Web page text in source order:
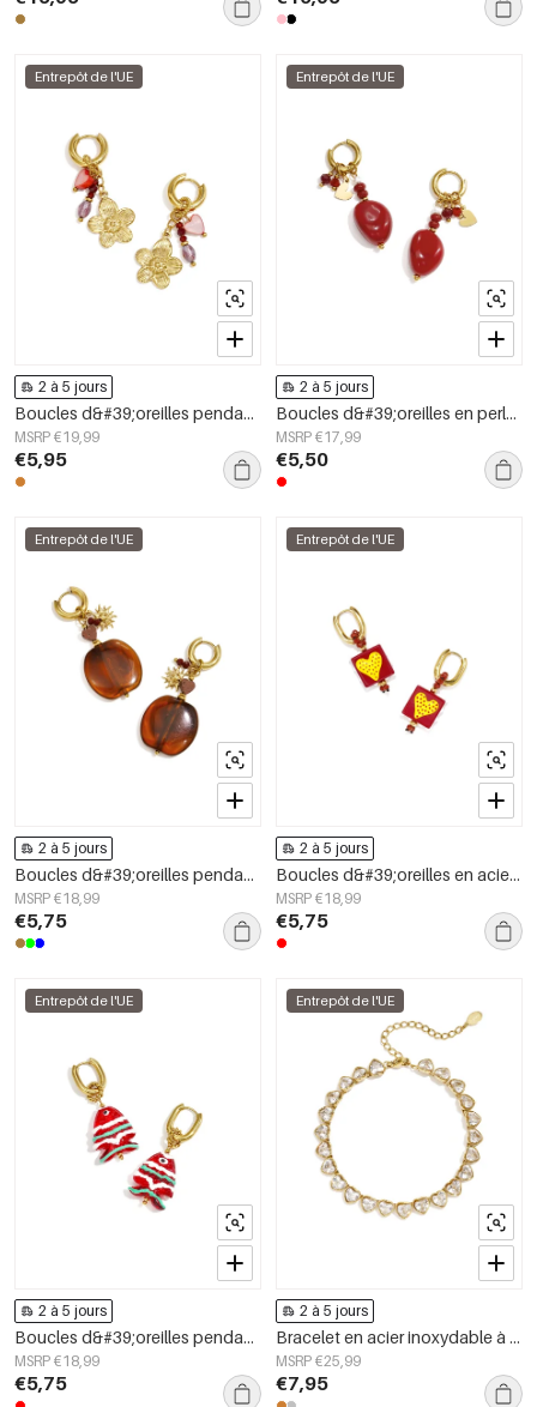
Entrepôt de l'UE
2 à 5 jours
Boucles d&#39;oreilles pendantes en acier inoxydable, motif floral, collection Daily Simple, bijoux pour femmes
MSRP €19,99
€5,95
Entrepôt de l'UE
2 à 5 jours
Boucles d&#39;oreilles en perles d&#39;acier inoxydable en forme de cœur, collection Daily Simple, bijoux pour femmes
MSRP €17,99
€5,50
Entrepôt de l'UE
2 à 5 jours
Boucles d&#39;oreilles pendantes en acier inoxydable, motif floral, collection Daily Simple, bijoux pour femmes
MSRP €18,99
€5,75
Entrepôt de l'UE
2 à 5 jours
Boucles d&#39;oreilles en acier inoxydable avec perles en forme de cœur, collection Daily Simple, bijoux pour femmes
MSRP €18,99
€5,75
Entrepôt de l'UE
2 à 5 jours
Boucles d&#39;oreilles pendantes en acier inoxydable, motif poisson, collection Daily Simple, bijoux pour femmes
MSRP €18,99
€5,75
Entrepôt de l'UE
2 à 5 jours
Bracelet en acier inoxydable à maillons en forme de cœur, collection Daily Simple, bijoux pour femmes
MSRP €25,99
€7,95